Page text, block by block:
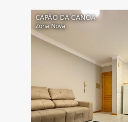
CAPÃO DA CANOA
Zona Nova